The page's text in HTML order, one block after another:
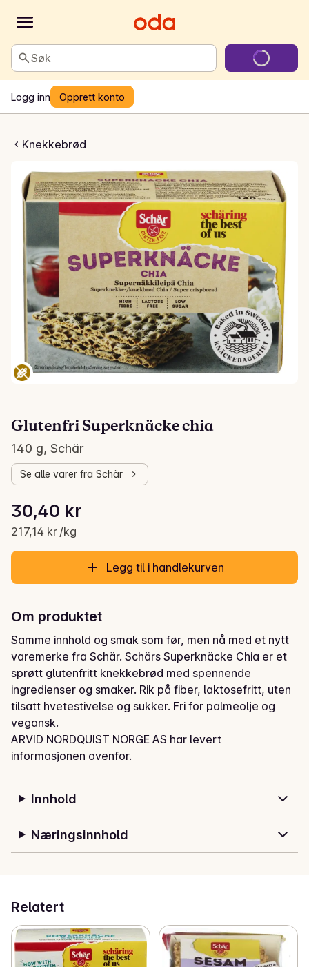
Søk
Logg inn Opprett konto
Knekkebrød
chia
Glutenfri Superknäcke chia
140 g, Schär
Se alle varer fra Schär
Gjeldende pris er: 30,40 kr
30,40 kr
217,14 kr /kg
Stykkpris: 217,14 kr /kg
Legg til i handlekurven
Om produktet
Samme innhold og smak som før, men nå med et nytt
varemerke fra Schär. Schärs Superknäcke Chia er et
sprøtt glutenfritt knekkebrød med spennende
ingredienser og smaker. Rik på fiber, laktosefritt, uten
tilsatt hvetestivelse og sukker. Fri for palmeolje og
vegansk.
ARVID NORDQUIST NORGE AS har levert
informasjonen ovenfor.
Innhold
Næringsinnhold
Relatert